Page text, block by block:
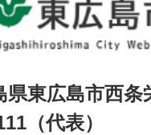
県東広島市西
（代表）